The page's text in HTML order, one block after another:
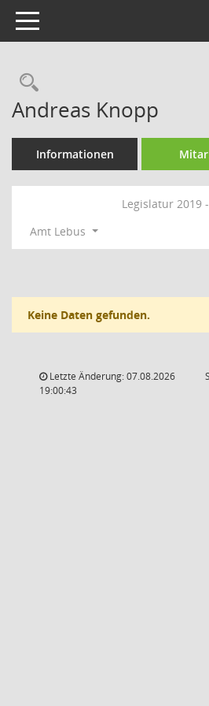
Toggle navigation
Rechercheauswahl
Andreas Knopp
Informationen
Legislatur 2019
Amt Lebus
Keine Daten gefunden.
Letzte Änderung: 07.08.2026
19:00:43